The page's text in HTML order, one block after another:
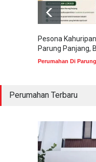
Pesona
Parung Panjang,
Perumahan Di
Perumahan Terbaru